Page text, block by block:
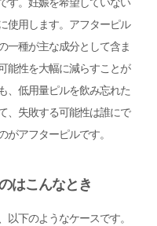
す。妊娠を希望していない
使用します。アフターピル
一種が主な成分として含ま
能性を大幅に減らすことが
、低用量ピルを飲み忘れた
、失敗する可能性は誰にで
がアフターピルです。
はこんなとき
下のようなケースです。